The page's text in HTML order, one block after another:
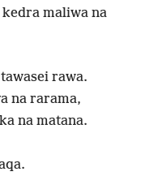
maliwa na
rawa.
na rarama,
na matana.